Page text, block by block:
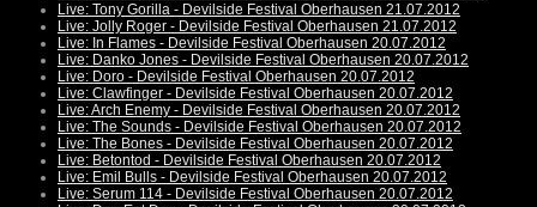
Live: Tony Gorilla - Devilside Festival Oberhausen 21.07.2012
Live: Jolly Roger - Devilside Festival Oberhausen 21.07.2012
Live: In Flames - Devilside Festival Oberhausen 20.07.2012
Live: Danko Jones - Devilside Festival Oberhausen 20.07.2012
Live: Doro - Devilside Festival Oberhausen 20.07.2012
Live: Clawfinger - Devilside Festival Oberhausen 20.07.2012
Live: Arch Enemy - Devilside Festival Oberhausen 20.07.2012
Live: The Sounds - Devilside Festival Oberhausen 20.07.2012
Live: The Bones - Devilside Festival Oberhausen 20.07.2012
Live: Betontod - Devilside Festival Oberhausen 20.07.2012
Live: Emil Bulls - Devilside Festival Oberhausen 20.07.2012
Live: Serum 114 - Devilside Festival Oberhausen 20.07.2012